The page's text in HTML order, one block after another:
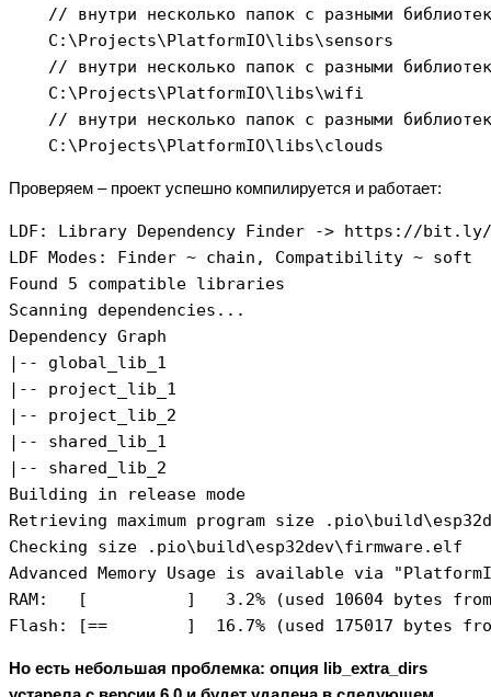
// внутри несколько папок с разными
    C:\Projects\PlatformIO\libs\sensors
// внутри несколько папок с разными
    C:\Projects\PlatformIO\libs\wifi
// внутри несколько папок с разными
Проверяем – проект успешно компилируется и работает:
LDF: Library Dependency Finder -> https://
LDF Modes: Finder ~ chain, Compatibility ~ soft
Found 5 compatible libraries
Scanning dependencies...
Dependency Graph
|-- global_lib_1
|-- project_lib_1
|-- project_lib_2
|-- shared_lib_1
|-- shared_lib_2
Building in release mode
Retrieving maximum program size
Checking size .pio\build\esp32dev\firmware.elf
Advanced Memory Usage is available via
RAM:   [          ]   3.2% (used 10604 bytes from
Flash: [==        ]  16.7% (used 175017 bytes
Но есть небольшая проблемка: опция lib_extra_dirs